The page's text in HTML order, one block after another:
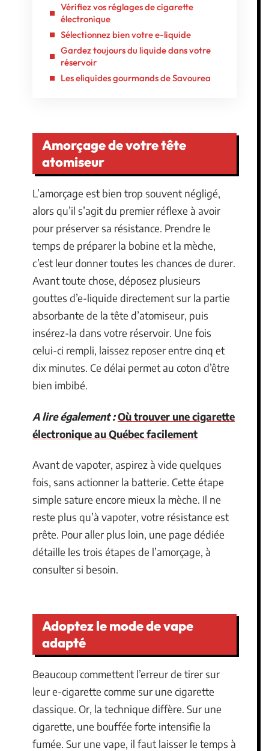
Vérifiez vos réglages de cigarette
électronique
Sélectionnez bien votre e-liquide
Gardez toujours du liquide dans votre
réservoir
Les eliquides gourmands de Savourea
Amorçage de votre tête
atomiseur
L’amorçage est bien trop souvent négligé,
alors qu’il s’agit du premier réflexe à avoir
pour préserver sa résistance. Prendre le
temps de préparer la bobine et la mèche,
c’est leur donner toutes les chances de durer.
Avant toute chose, déposez plusieurs
gouttes d’e-liquide directement sur la partie
absorbante de la tête d’atomiseur, puis
insérez-la dans votre réservoir. Une fois
celui-ci rempli, laissez reposer entre cinq et
dix minutes. Ce délai permet au coton d’être
bien imbibé.
A lire également :Où trouver une cigarette
électronique au Québec facilement
Avant de vapoter, aspirez à vide quelques
fois, sans actionner la batterie. Cette étape
simple sature encore mieux la mèche. Il ne
reste plus qu’à vapoter, votre résistance est
prête. Pour aller plus loin, une page dédiée
détaille les trois étapes de l’amorçage, à
consulter si besoin.
Adoptez le mode de vape
adapté
Beaucoup commettent l’erreur de tirer sur
leur e-cigarette comme sur une cigarette
classique. Or, la technique diffère. Sur une
cigarette, une bouffée forte intensifie la
fumée. Sur une vape, il faut laisser le temps à